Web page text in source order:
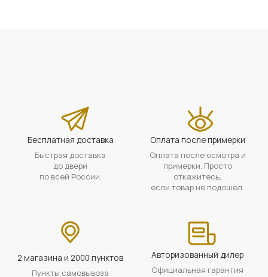
Бесплатная доставка
Быстрая доставка
до двери
по всей России.
Оплата после примерки
Оплата после осмотра и
примерки. Просто
откажитесь,
если товар не подошел.
2 магазина и 2000 пунктов
Пункты самовывоза
Авторизованный дилер
Официальная гарантия